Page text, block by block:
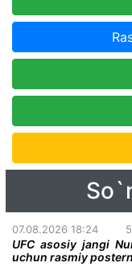
07.08.2026 18:24
UFC asosiy jangi
uchun rasmiy